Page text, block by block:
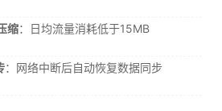
缩：日均流量消耗低于15MB
：网络中断后自动恢复数据同步